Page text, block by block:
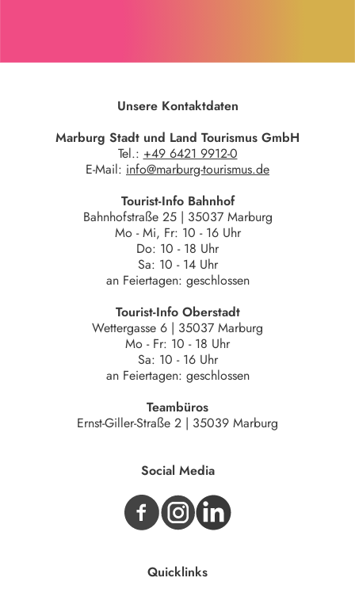
Unsere Kontaktdaten
Marburg Stadt und Land Tourismus GmbH
Tel.: +49 6421 9912-0
E-Mail: info@marburg-tourismus.de
Tourist-Info Bahnhof
Bahnhofstraße 25 | 35037 Marburg
Mo - Mi, Fr: 10 - 16 Uhr
Do: 10 - 18 Uhr
Sa: 10 - 14 Uhr
an Feiertagen: geschlossen
Tourist-Info Oberstadt
Wettergasse 6 | 35037 Marburg
Mo - Fr: 10 - 18 Uhr
Sa: 10 - 16 Uhr
an Feiertagen: geschlossen
Teambüros
Ernst-Giller-Straße 2 | 35039 Marburg
Social Media
Quicklinks